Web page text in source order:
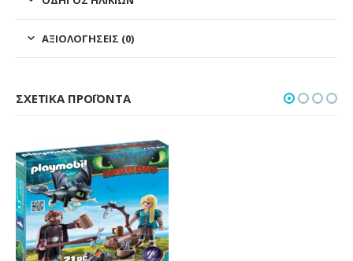
ΑΞΙΟΛΟΓΉΣΕΙΣ (0)
ΣΧΕΤΙΚΆ ΠΡΟΪΌΝΤΑ